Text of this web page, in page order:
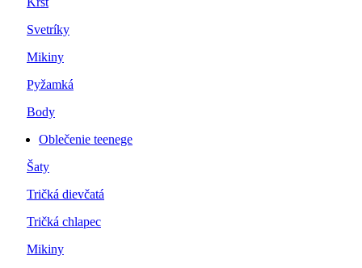
Svetríky
Mikiny
Pyžamká
Body
Oblečenie teenege
Šaty
Tričká dievčatá
Tričká chlapec
Mikiny